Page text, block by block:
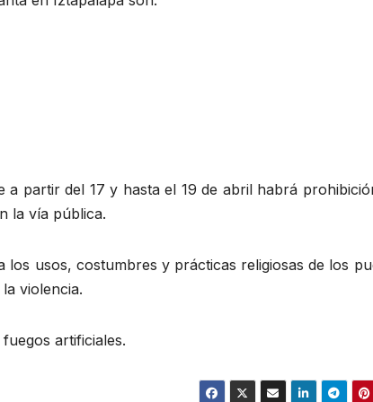
a partir del 17 y hasta el 19 de abril habrá
la vía pública.
los usos, costumbres y prácticas religiosas de los
violencia.
artificiales.